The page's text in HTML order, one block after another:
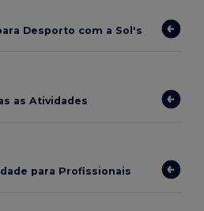
Desporto com a Sol's
as Atividades
para Profissionais